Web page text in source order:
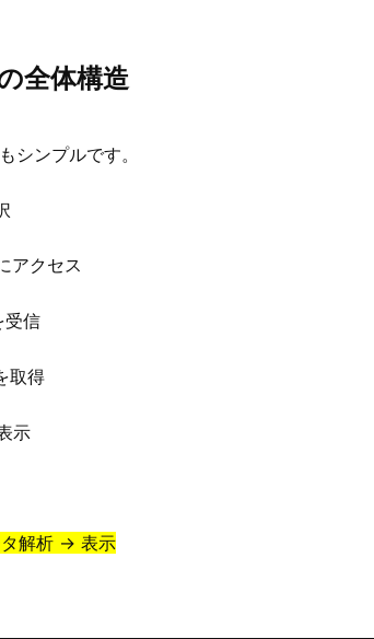
全体構造
シンプルです。
アクセス
信
取得
示
解析 → 表示